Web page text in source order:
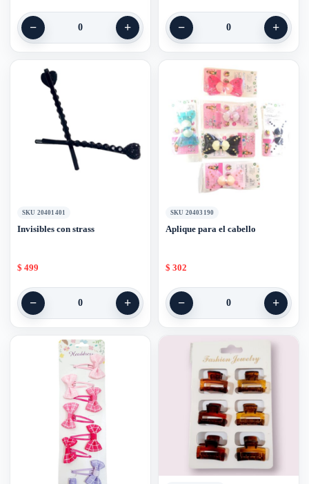
− 0 + − 0 +
SKU 20401401
Invisibles con strass
$ 499
− 0 +
SKU 20403190
Aplique para el cabello
$ 302
− 0 +